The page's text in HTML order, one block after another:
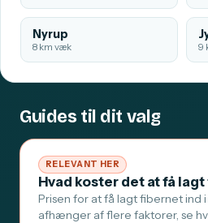
Nyrup
8 km væk 9
Guides til dit valg
RELEVANT HER
Hvad koster det at få
Prisen for at få lagt fibernet ind i
afhænger af flere faktorer, se